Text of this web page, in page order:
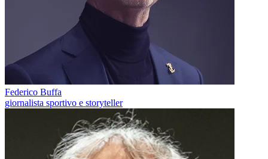
Federico Buffa
giornalista sportivo e storyteller